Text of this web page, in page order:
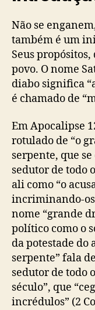
Não se
também é um
Seus propósitos,
povo. O nome
diabo significa
é chamado de
Em Apocalipse
rotulado de “o
serpente, que
sedutor de todo
ali como “o
incriminando-os
nome “grande
político como o
da potestade do
serpente” fala
sedutor de todo
século”, que
incrédulos” (2